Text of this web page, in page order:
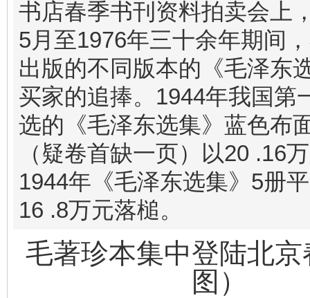
书店春季书刊资料拍卖会上
5月至1976年三十余年期间
出版的不同版本的《毛泽东
买家的追捧。1944年我国第
选的《毛泽东选集》蓝色布
（疑卷首缺一页）以20 .16
1944年《毛泽东选集》5册
16 .8万元落槌。
毛著珍本集中登陆北
图）